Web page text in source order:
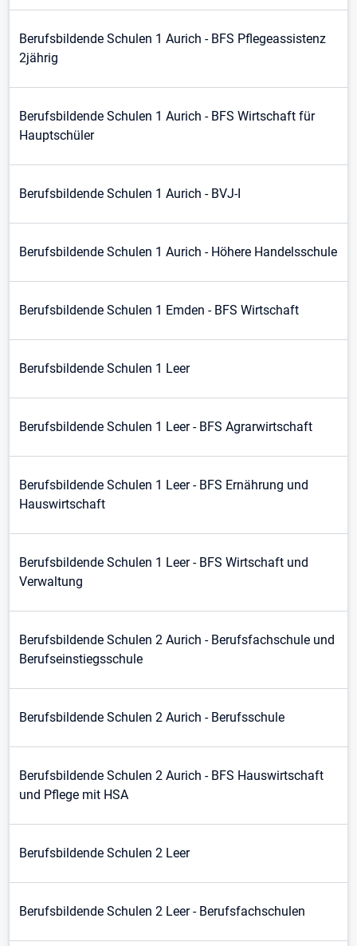
Berufsbildende Schulen 1 Aurich - BFS Pflegeassistenz
2jährig
Berufsbildende Schulen 1 Aurich - BFS Wirtschaft für
Hauptschüler
Berufsbildende Schulen 1 Aurich - BVJ-I
Berufsbildende Schulen 1 Aurich - Höhere Handelsschule
Berufsbildende Schulen 1 Emden - BFS Wirtschaft
Berufsbildende Schulen 1 Leer
Berufsbildende Schulen 1 Leer - BFS Agrarwirtschaft
Berufsbildende Schulen 1 Leer - BFS Ernährung und
Hauswirtschaft
Berufsbildende Schulen 1 Leer - BFS Wirtschaft und
Verwaltung
Berufsbildende Schulen 2 Aurich - Berufsfachschule und
Berufseinstiegsschule
Berufsbildende Schulen 2 Aurich - Berufsschule
Berufsbildende Schulen 2 Aurich - BFS Hauswirtschaft
und Pflege mit HSA
Berufsbildende Schulen 2 Leer
Berufsbildende Schulen 2 Leer - Berufsfachschulen